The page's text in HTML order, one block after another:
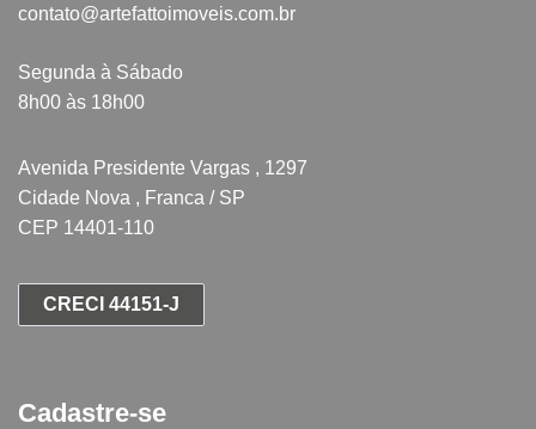
contato@artefattoimoveis.com.br
Segunda à Sábado
8h00 às 18h00
Avenida Presidente Vargas , 1297
Cidade Nova , Franca / SP
CEP 14401-110
CRECI 44151-J
Cadastre-se